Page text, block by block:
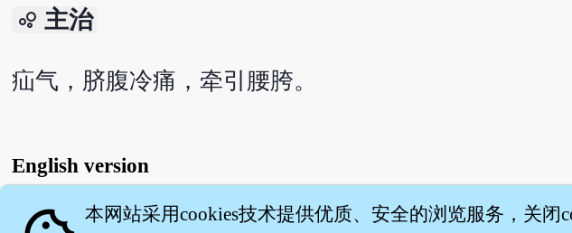
bubble_chart 主治
疝气，脐腹冷痛，牵引腰胯。
English version
本网站采用cookies技术提供优质、安全的浏览服务，关闭